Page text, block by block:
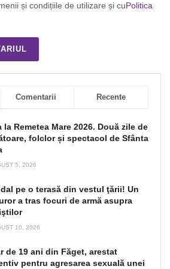
și condițiile de utilizare și cuPolitica
Comentarii Recente
la Remetea Mare 2026. Două zile de
folclor și spectacol de Sfânta
5, 2026
pe o terasă din vestul ţării! Un
a tras focuri de armă asupra
10, 2026
de 19 ani din Făget, arestat
pentru agresarea sexuală unei